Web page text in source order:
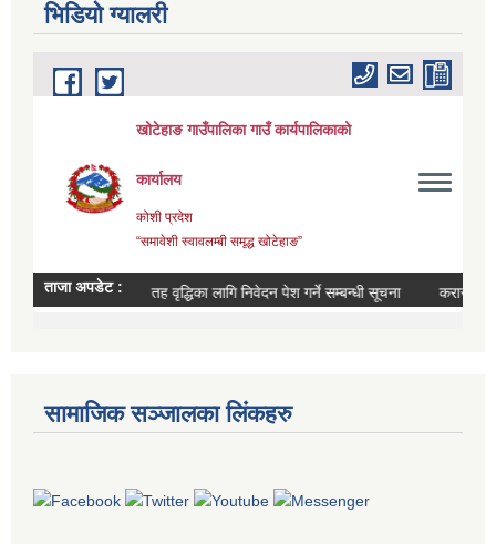
भिडियाे ग्यालरी
सामाजिक सञ्जालका लिंकहरु